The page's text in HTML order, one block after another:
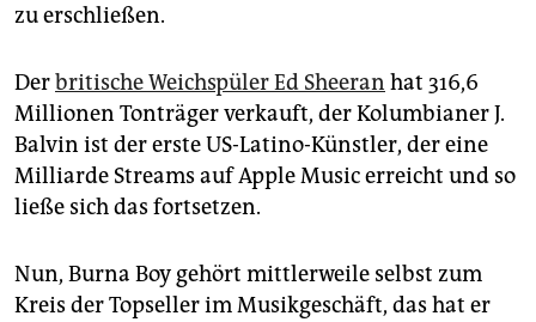
zu erschließen.
Derbritische Weichspüler Ed Sheeran hat 316,6
Millionen Tonträger verkauft, der Kolumbianer J.
Balvin ist der erste US-Latino-Künstler, der eine
Mil­liarde Streams auf Apple Music erreicht und so
ließe sich das fortsetzen.
Nun, Burna Boy gehört mittlerweile selbst zum
Kreis der Topseller im Musikgeschäft, das hat er